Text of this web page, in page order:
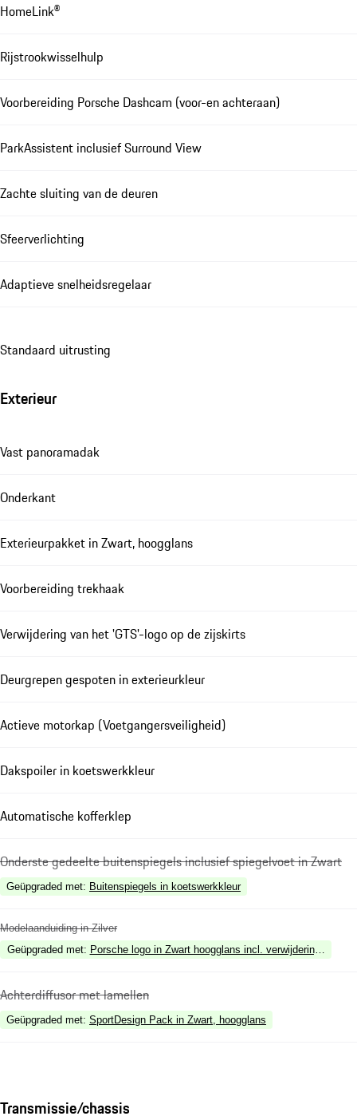
HomeLink®
Rijstrookwisselhulp
Voorbereiding Porsche Dashcam (voor-en achteraan)
ParkAssistent inclusief Surround View
Zachte sluiting van de deuren
Sfeerverlichting
Adaptieve snelheidsregelaar
Standaard uitrusting
Exterieur
Vast panoramadak
Onderkant
Exterieurpakket in Zwart, hoogglans
Voorbereiding trekhaak
Verwijdering van het 'GTS'-logo op de zijskirts
Deurgrepen gespoten in exterieurkleur
Actieve motorkap (Voetgangersveiligheid)
Dakspoiler in koetswerkkleur
Automatische kofferklep
Onderste gedeelte buitenspiegels inclusief spiegelvoet in Zwart
Geüpgraded met: Buitenspiegels in koetswerkkleur
Modelaanduiding in Zilver
Geüpgraded met: Porsche logo in Zwart hoogglans incl. verwijdering
Achterdiffusor met lamellen
Geüpgraded met: SportDesign Pack in Zwart, hoogglans
Transmissie/chassis